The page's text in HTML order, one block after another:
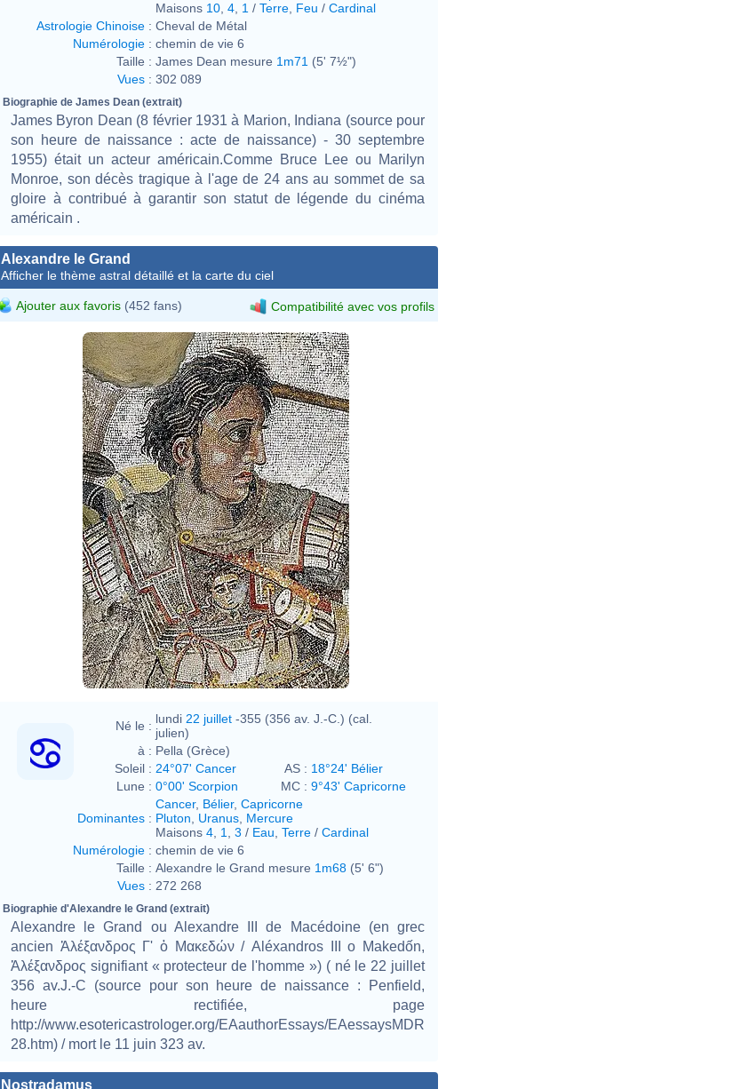
Maisons 10 4 1 / Terre Feu / Cardinal
Astrologie Chinoise : Cheval de Métal
Numérologie : chemin de vie 6
Taille : James Dean mesure 1m71 (5' 7½")
Vues : 302 089
Biographie de James Dean (extrait)
James Byron Dean (8 février 1931 à Marion, Indiana (source pour
son heure de naissance : acte de naissance) - 30 septembre
1955) était un acteur américain.Comme Bruce Lee ou Marilyn
Monroe, son décès tragique à l'age de 24 ans au sommet de sa
gloire à contribué à garantir son statut de légende du cinéma
américain .
Alexandre le Grand
Afficher le thème astral détaillé et la carte du ciel
Ajouter aux favoris (452 fans) Compatibilité avec vos profils
Né le : lundi 22 juillet -355 (356 av. J.-C.) (cal.
julien)
à : Pella (Grèce)
Soleil : 24°07' Cancer AS : 18°24' Bélier
Lune : 0°00' Scorpion MC : 9°43' Capricorne
Dominantes :
Cancer, Bélier, Capricorne
Pluton
Uranus Mercure
Maisons 4 1 3 / Eau Terre / Cardinal
Numérologie : chemin de vie 6
Taille : Alexandre le Grand mesure 1m68 (5' 6")
Vues : 272 268
Biographie d'Alexandre le Grand (extrait)
Alexandre le Grand ou Alexandre III de Macédoine (en grec
ancien Ἀλέξανδρος Γ' ὁ Μακεδών / Aléxandros III o Makedốn,
Ἀλέξανδρος signifiant « protecteur de l'homme ») ( né le 22 juillet
356 av.J.-C (source pour son heure de naissance : Penfield,
heure rectifiée, page
http://www.esotericastrologer.org/EAauthorEssays/EAessaysMDR
28.htm) / mort le 11 juin 323 av.
Nostradamus